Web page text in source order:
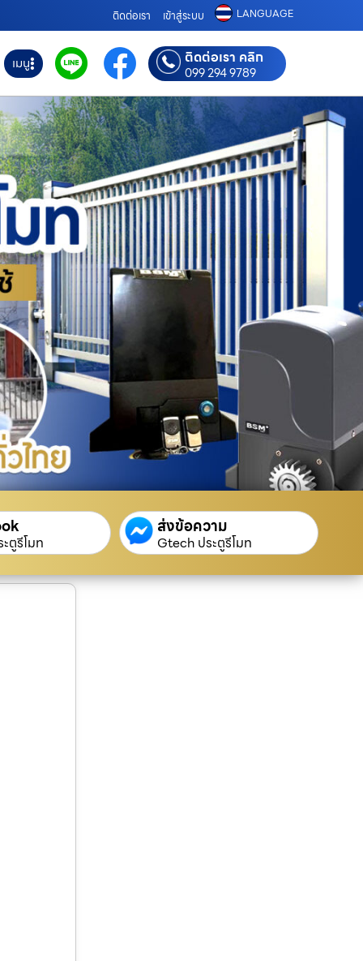
ติดต่อเรา เข้าสู่ระบบ LANGUAGE
เมนู ติดต่อเรา คลิก
099 294 9789
ตูรีโมท
ส่งข้อความ
Gtech ประตูรีโมท